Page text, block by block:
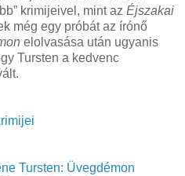
krimijeivel, mint az Éjszakai
még egy próbát az írónő
elolvasása után ugyanis
Tursten a kedvenc
Tursten: Üvegdémon